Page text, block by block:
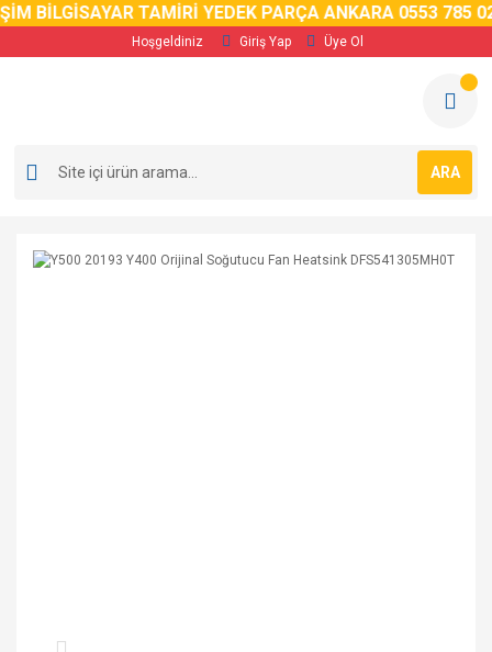
BİLGİSAYAR TAMİRİ YEDEK PARÇA ANKARA 0553 785 02
Hoşgeldiniz Giriş Yap Üye Ol
ARA